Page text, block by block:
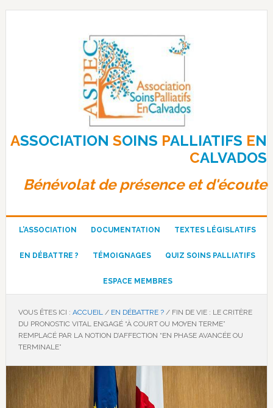
Passer
Passer
Passer
ASSOCIATIONSOINS PALLIATIFS EN
CALVADOS
Bénévolat de présence et d'écoute
L’ASSOCIATION DOCUMENTATION TEXTES LÉGISLATIFS
EN DÉBATTRE ? TÉMOIGNAGES QUIZ SOINS PALLIATIFS
ESPACE MEMBRES
VOUS ÊTES ICI : ACCUEIL / EN DÉBATTRE ? /FIN DE VIE : LE CRITÈRE
DU PRONOSTIC VITAL ENGAGÉ “À COURT OU MOYEN TERME”
REMPLACÉ PAR LA NOTION D’AFFECTION “EN PHASE AVANCÉE OU
TERMINALE”